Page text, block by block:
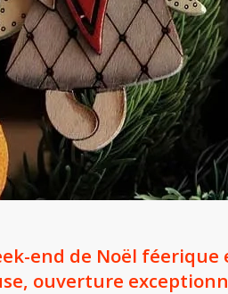
end de Noël féerique
ouverture